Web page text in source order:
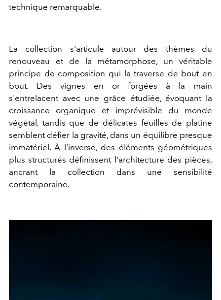
technique remarquable.
La collection s'articule autour des thèmes du
renouveau et de la métamorphose, un véritable
principe de composition qui la traverse de bout en
bout. Des vignes en or forgées à la main
s'entrelacent avec une grâce étudiée, évoquant la
croissance organique et imprévisible du monde
végétal, tandis que de délicates feuilles de platine
semblent défier la gravité, dans un équilibre presque
immatériel. À l'inverse, des éléments géométriques
plus structurés définissent l'architecture des pièces,
ancrant la collection dans une sensibilité
contemporaine.